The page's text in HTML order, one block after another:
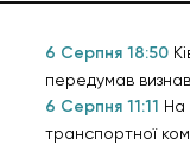
6 Серпня 18:50
передумав
6 Серпня 11:11 На
транспортної